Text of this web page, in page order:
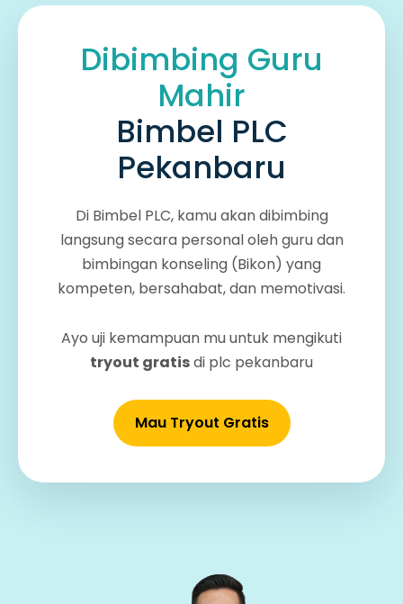
Dibimbing Guru
Mahir
Bimbel PLC
Pekanbaru
Di Bimbel PLC, kamu akan dibimbing
langsung secara personal oleh guru dan
bimbingan konseling (Bikon) yang
kompeten, bersahabat, dan memotivasi.
Ayo uji kemampuan mu untuk mengikuti
tryout gratisdi plc pekanbaru
Mau Tryout Gratis